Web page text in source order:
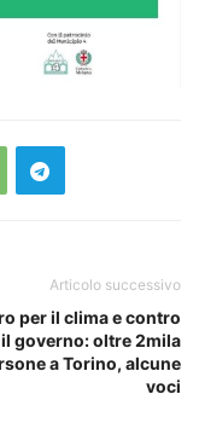
Articolo successivo
per il clima e contro
il governo: oltre 2mila
a Torino, alcune
voci